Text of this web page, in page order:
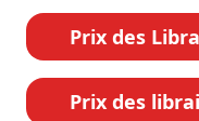
Prix des
Prix des